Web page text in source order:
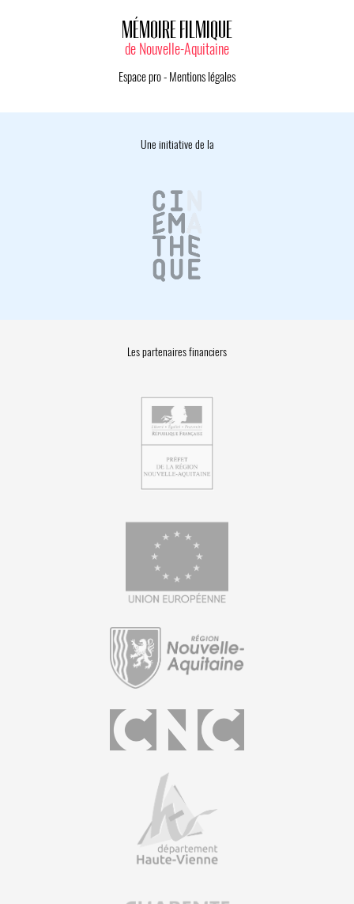
MÉMOIRE FILMIQUE
de Nouvelle-Aquitaine
Espace pro- Mentions légales
Une initiative de la
Les partenaires financiers